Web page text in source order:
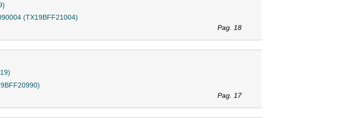
(TX19BFF21004)
Pag. 18
Pag. 17